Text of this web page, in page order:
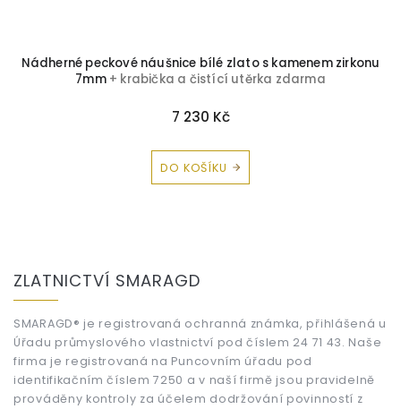
Nádherné peckové náušnice bílé zlato s kamenem zirkonu
7mm + krabička a čistící utěrka zdarma
7 230 Kč
DO KOŠÍKU
ZLATNICTVÍ SMARAGD
SMARAGD® je registrovaná ochranná známka, přihlášená u
Úřadu průmyslového vlastnictví pod číslem 24 71 43. Naše
firma je registrovaná na Puncovním úřadu pod
identifikačním číslem 7250 a v naší firmě jsou pravidelně
prováděny kontroly za účelem dodržování povinností z